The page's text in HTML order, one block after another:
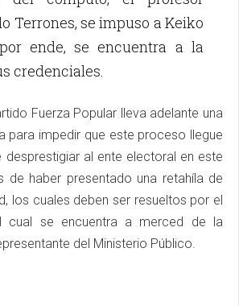
Terrones, se impuso a Keiko
ende, se encuentra a la
credenciales.
Fuerza Popular lleva adelante una
para impedir que este proceso llegue
desprestigiar al ente electoral en este
de haber presentado una retahíla de
los cuales deben ser resueltos por el
cual se encuentra a merced de la
del Ministerio Público.